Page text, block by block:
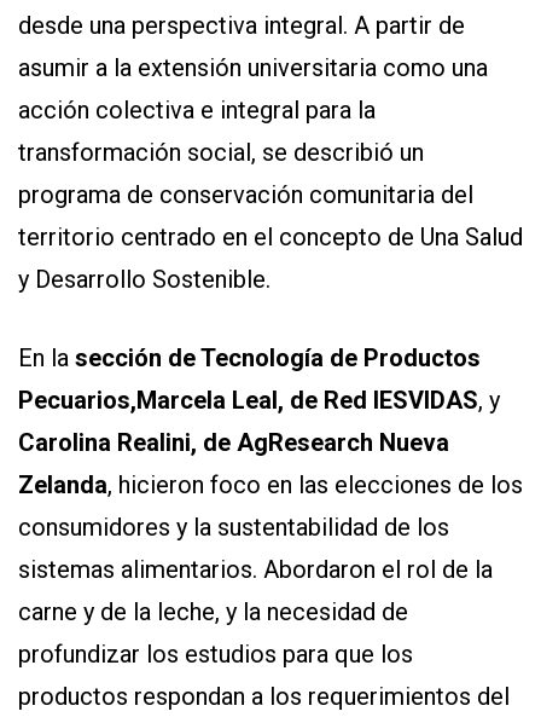
desde una perspectiva integral. A partir de
asumir a la extensión universitaria como una
acción colectiva e integral para la
transformación social, se describió un
programa de conservación comunitaria del
territorio centrado en el concepto de Una Salud
y Desarrollo Sostenible.
En la sección de Tecnología de Productos
Pecuarios,Marcela Leal, de Red IESVIDAS, y
Carolina Realini, de AgResearch Nueva
Zelanda, hicieron foco en las elecciones de los
consumidores y la sustentabilidad de los
sistemas alimentarios. Abordaron el rol de la
carne y de la leche, y la necesidad de
profundizar los estudios para que los
productos respondan a los requerimientos del